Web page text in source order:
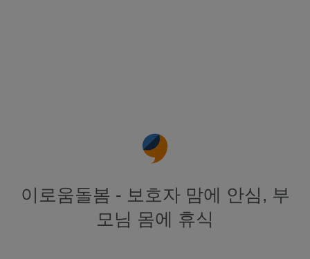
이로움돌봄 - 보호자 맘에 안심, 부
모님 몸에 휴식